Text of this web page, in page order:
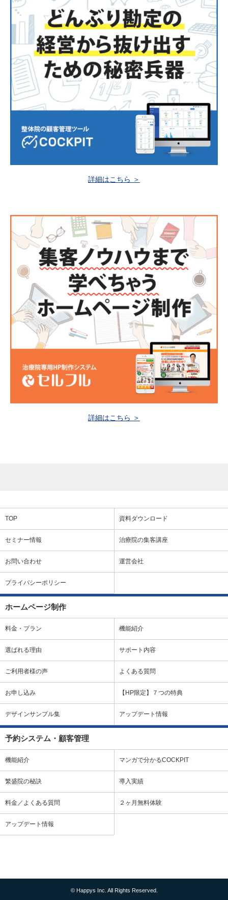
詳細はこちら ＞
詳細はこちら ＞
TOP 資料ダウンロード
セミナー情報 治療院の集客講座
お問い合わせ 運営会社
プライバシーポリシー
ホームページ制作
料金・プラン 機能紹介
選ばれる理由 サポート内容
ご利用者様の声 よくある質問
お申し込み 【HP限定】７つの特典
デザインサンプル集 アップデート情報
予約システム・顧客管理
機能紹介 マンガで分かるCOCKPIT
繁盛院の秘訣 導入実績
料金／よくある質問 ２ヶ月無料体験
アップデート情報
© Happys Inc. All Rights Reserved.